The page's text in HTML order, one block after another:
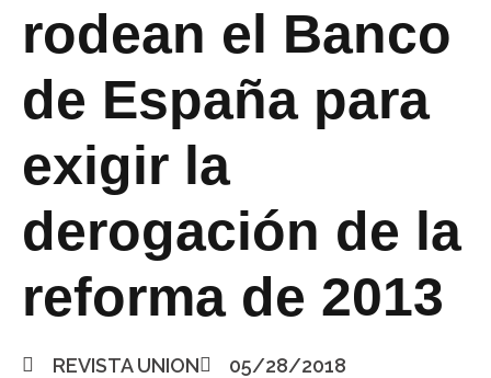
rodean el Banco
de España para
exigir la
derogación de la
reforma de 2013
REVISTA UNION 05/28/2018